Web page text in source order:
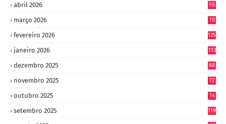
abril 2026 98
março 2026
10
fevereiro 2026 125
janeiro 2026 113
dezembro 2025 88
novembro 2025 72
outubro 2025
14
setembro 2025 119